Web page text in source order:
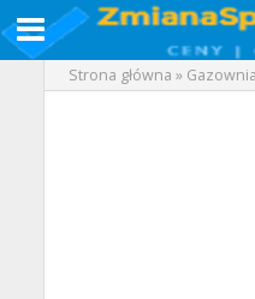
Strona główna »